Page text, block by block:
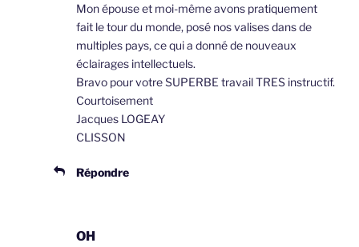
Mon épouse et moi-même avons pratiquement
fait le tour du monde, posé nos valises dans de
multiples pays, ce qui a donné de nouveaux
éclairages intellectuels.
Bravo pour votre SUPERBE travail TRES instructif.
Courtoisement
Jacques LOGEAY
CLISSON
Répondre
OH